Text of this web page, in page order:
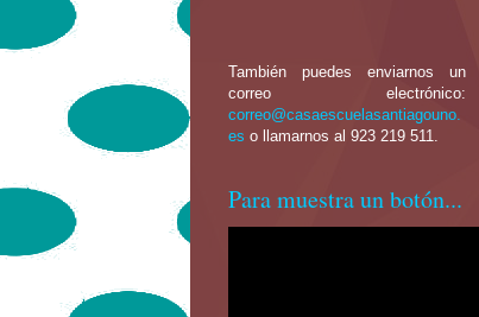
También puedes enviarnos un
correo electrónico:
correo@casaescuelasantiagouno.
es o llamarnos al 923 219 511.
Para muestra un botón...